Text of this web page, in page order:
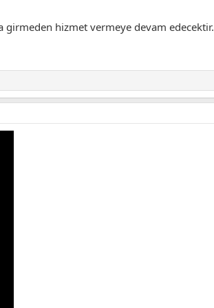
girmeden hizmet vermeye devam edecektir.